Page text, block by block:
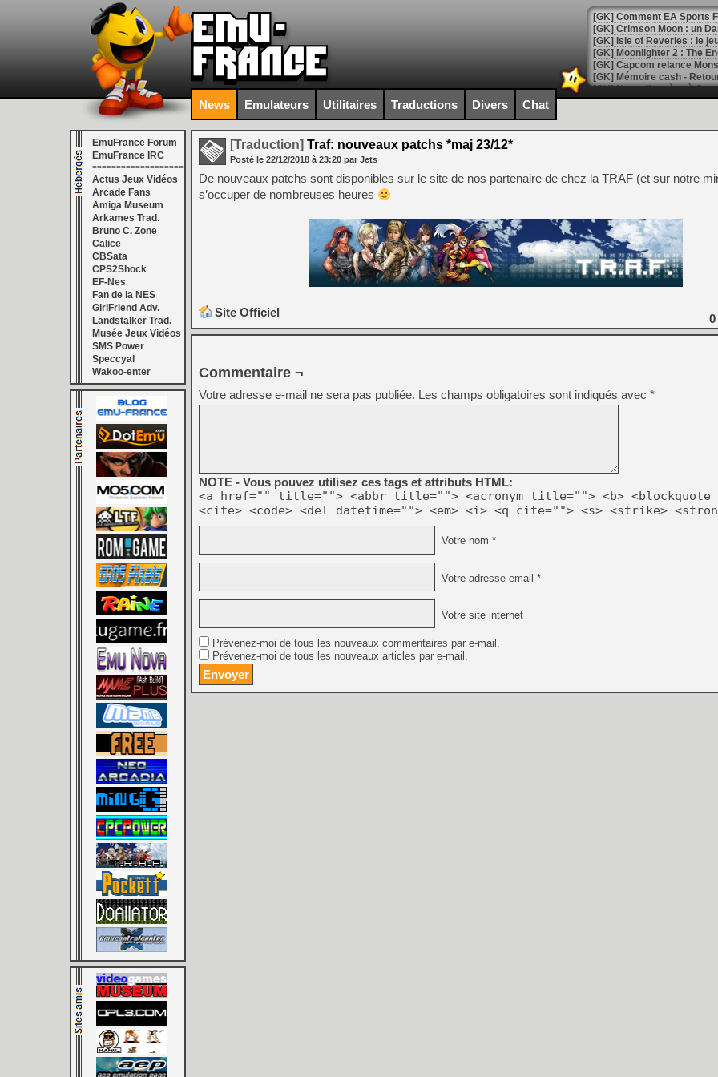
[GK] Comment EA Sports
[GK] Crimson Moon : un
[GK] Isle of Reveries : le
[GK] Moonlighter 2 : The
[GK] Capcom relance
[Mo5] Deux inédits du
[GK] Le beat'em up The
[GK] Endless Legend 2 :
[LS] [PS5] Le WebKit
[GK] Oubliez Crazy Taxi,
[LS] [Switch] NSZ 5.0.0
[GK] No More Room in
[GK] Un chatbot Atelier
[GK] Mémoire cash -
[GK] Nvidia : le prix des
[GK] Suikoden Star Leap
[Mo5] La mini borne
[GK] Le studio de FIFA
[GK] La PlayStation 1 en
[GK] Dawn of War 4 : les
[GK] CloverPit : l'héritier
[GK] Stellar Blade : Blood
[GK] Palworld Online est
[GK] Wuchang 2 : le
[GK] Test : Big Walk est
[GK] Starsand Island : la
[GK] Dan Houser (GTA)
News Emulateurs Utilitaires Traductions Divers Chat
EmuFrance Forum
EmuFrance IRC
===================
Actus Jeux Vidéos
Arcade Fans
Amiga Museum
Arkames Trad.
Bruno C. Zone
Calice
CBSata
CPS2Shock
EF-Nes
Fan de la NES
GirlFriend Adv.
Landstalker Trad.
Musée Jeux Vidéos
SMS Power
Speccyal
Wakoo-enter
[Traduction] Traf: nouveaux patchs *maj 23/12*
Posté le 22/12/2018 à 23:20 par Jets
De nouveaux patchs sont disponibles sur le site de nos partenaire de chez la TRAF (et sur notre
s’occuper de nombreuses heures
Site Officiel 0
Commentaire ¬
Votre adresse e-mail ne sera pas publiée. Les champs obligatoires sont indiqués avec *
NOTE - Vous pouvez utilisez ces tags et attributs HTML:
<a href="" title=""> <abbr title=""> <acronym title=""> <b> <blockquote
<cite> <code> <del datetime=""> <em> <i> <q cite=""> <s> <strike>
Votre nom *
Votre adresse email *
Votre site internet
Prévenez-moi de tous les nouveaux commentaires par e-mail.
Prévenez-moi de tous les nouveaux articles par e-mail.